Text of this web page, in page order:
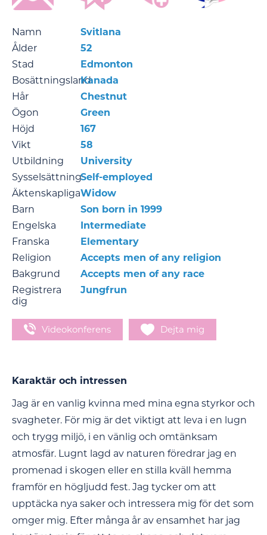
Namn
Svitlana
Ålder
52
Stad
Edmonton
BosättningslandKanada
Hår
Chestnut
Ögon
Green
Höjd
167
Vikt
58
Utbildning
University
SysselsättningSelf-employed
ÄktenskapligaWidow
Barn
Son born in 1999
Engelska
Intermediate
Franska
Elementary
Religion
Accepts men of any religion
Bakgrund
Accepts men of any race
Registrera
dig
Jungfrun
Videokonferens Dejta mig
Karaktär och intressen
Jag är en vanlig kvinna med mina egna styrkor och
svagheter. För mig är det viktigt att leva i en lugn
och trygg miljö, i en vänlig och omtänksam
atmosfär. Lugnt lagd av naturen föredrar jag en
promenad i skogen eller en stilla kväll hemma
framför en högljudd fest. Jag tycker om att
upptäcka nya saker och intressera mig för det som
omger mig. Efter många år av ensamhet har jag